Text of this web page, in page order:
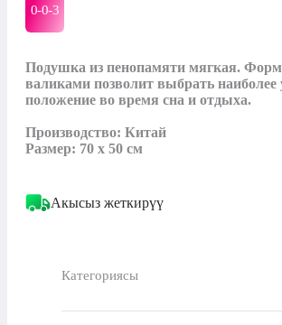
0-0-3
Подушка из пенопамяти мягкая.
валиками позволит выбрать наиболее
положение во время сна и отдыха.
Производство: Китай
Размер: 70 х 50 см
Акысыз жеткирүү
Категориясы